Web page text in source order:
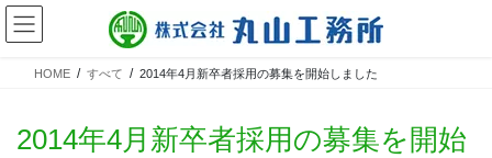
HOME すべて 2014年4月新卒者採用の募集を開始しました
2014年4月新卒者採用の募集を開始